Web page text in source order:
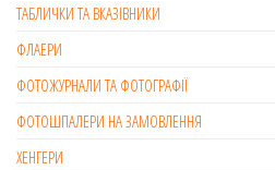
ТАБЛИЧКИ ТА ВКАЗІВНИКИ
ФЛАЕРИ
ФОТОЖУРНАЛИ ТА ФОТОГРАФІЇ
ФОТОШПАЛЕРИ НА ЗАМОВЛЕННЯ
ХЕНГЕРИ